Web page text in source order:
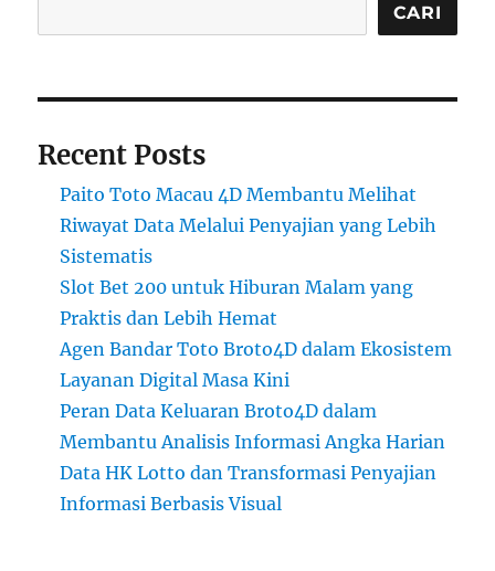
CARI
Recent Posts
Paito Toto Macau 4D Membantu Melihat
Riwayat Data Melalui Penyajian yang Lebih
Sistematis
Slot Bet 200 untuk Hiburan Malam yang
Praktis dan Lebih Hemat
Agen Bandar Toto Broto4D dalam Ekosistem
Layanan Digital Masa Kini
Peran Data Keluaran Broto4D dalam
Membantu Analisis Informasi Angka Harian
Data HK Lotto dan Transformasi Penyajian
Informasi Berbasis Visual